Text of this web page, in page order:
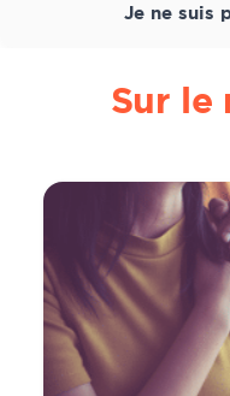
Je ne suis
Sur le